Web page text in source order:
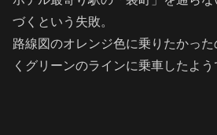
づくという失敗。
路線図のオレンジ色に乗りたかっ
くグリーンのラインに乗車したよう